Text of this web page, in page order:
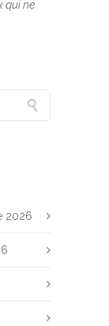
qui ne
2026